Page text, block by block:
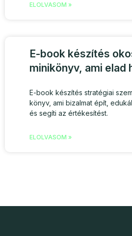
ELOLVASOM »
E-book készítés
minikönyv, ami elad
E-book készítés stratégiai
könyv, ami bizalmat épít,
és segíti az értékesítést.
ELOLVASOM »